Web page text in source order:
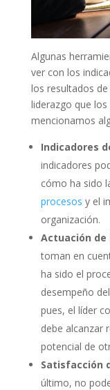
Algunas
ver con los
los resultados
liderazgo que
mencionamos
Indicadores
indicadores
cómo ha sido
procesos y el
organización.
Actuación de
toman en
ha sido el
desempeño
pues, el líder
debe alcanzar
potencial de
Satisfacción
último, no